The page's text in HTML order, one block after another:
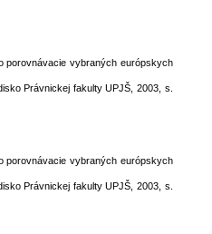
porovnávacie vybraných európskych
Právnickej fakulty UPJŠ, 2003, s.
porovnávacie vybraných európskych
Právnickej fakulty UPJŠ, 2003, s.